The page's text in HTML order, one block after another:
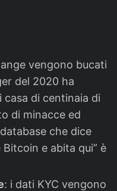
vengono bucati
del 2020 ha
di centinaia di
di minacce ed
che dice
e abita qui” è
: i dati KYC vengono